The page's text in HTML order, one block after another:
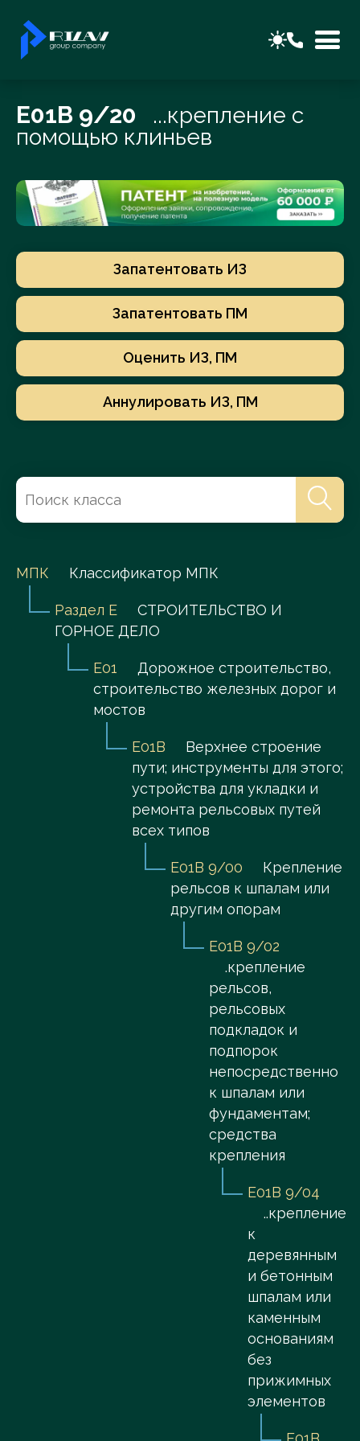
E01B 9/20
...крепление с
помощью клиньев
Запатентовать ИЗ
Запатентовать ПМ
Оценить ИЗ, ПМ
Аннулировать ИЗ, ПМ
МПК Классификатор МПК
Раздел E
СТРОИТЕЛЬСТВО И
ГОРНОЕ ДЕЛО
E01
Дорожное строительство,
строительство железных дорог и
мостов
E01B
Верхнее строение
пути; инструменты для этого;
устройства для укладки и
ремонта рельсовых путей
всех типов
E01B 9/00
Крепление
рельсов к шпалам или
другим опорам
E01B 9/02
.крепление
рельсов,
рельсовых
подкладок и
подпорок
непосредственно
к шпалам или
фундаментам;
средства
крепления
E01B 9/04
..крепление
к
деревянным
и бетонным
шпалам или
каменным
основаниям
без
прижимных
элементов